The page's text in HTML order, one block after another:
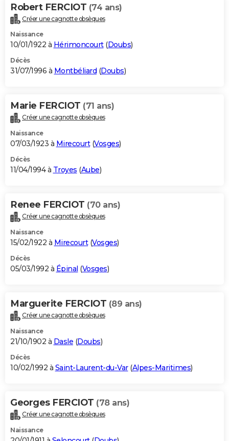
Robert FERCIOT (74 ans)
Créer une cagnotte obsèques
Naissance
10/01/1922 à Hérimoncourt(Doubs)
Décès
31/07/1996 à Montbéliard (Doubs)
Marie FERCIOT (71 ans)
Créer une cagnotte obsèques
Naissance
07/03/1923 à Mirecourt(Vosges)
Décès
11/04/1994 à Troyes (Aube)
Renee FERCIOT (70 ans)
Créer une cagnotte obsèques
Naissance
15/02/1922 à Mirecourt(Vosges)
Décès
05/03/1992 à Épinal (Vosges)
Marguerite FERCIOT (89 ans)
Créer une cagnotte obsèques
Naissance
21/10/1902 à Dasle (Doubs)
Décès
10/02/1992 à Saint-Laurent-du-Var(Alpes-Maritimes)
Georges FERCIOT (78 ans)
Créer une cagnotte obsèques
Naissance